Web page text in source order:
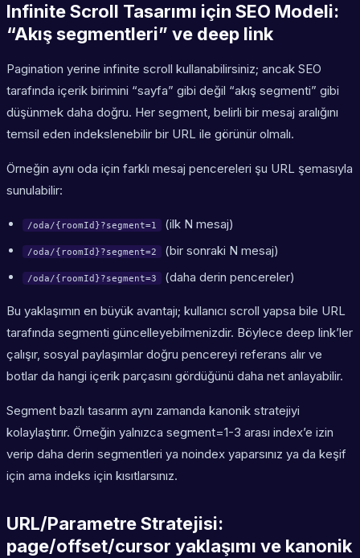
Infinite Scroll Tasarımı için SEO Modeli:
“Akış segmentleri” ve deep link
Pagination yerine infinite scroll kullanabilirsiniz; ancak SEO
tarafında içerik birimini “sayfa” gibi değil “akış segmenti” gibi
düşünmek daha doğru. Her segment, belirli bir mesaj aralığını
temsil eden indekslenebilir bir URL ile görünür olmalı.
Örneğin aynı oda için farklı mesaj pencereleri şu URL şemasıyla
sunulabilir:
/oda/{roomId}?segment=1 (ilk N mesaj)
/oda/{roomId}?segment=2 (bir sonraki N mesaj)
/oda/{roomId}?segment=3 (daha derin pencereler)
Bu yaklaşımın en büyük avantajı; kullanıcı scroll yapsa bile URL
tarafında segmenti güncelleyebilmenizdir. Böylece deep link’ler
çalışır, sosyal paylaşımlar doğru pencereyi referans alır ve
botlar da hangi içerik parçasını gördüğünü daha net anlayabilir.
Segment bazlı tasarım aynı zamanda kanonik stratejiyi
kolaylaştırır. Örneğin yalnızca segment=1-3 arası index’e izin
verip daha derin segmentleri ya noindex yaparsınız ya da keşif
için ama indeks için kısıtlarsınız.
URL/Parametre Stratejisi:
page/offset/cursor yaklaşımı ve kanonik